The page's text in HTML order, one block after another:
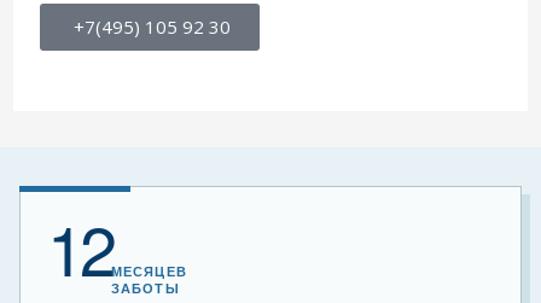
+7(495) 105 92 30
12МЕСЯЦЕВ
ЗАБОТЫ